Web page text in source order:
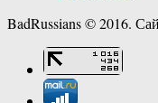
BadRussians © 2016.